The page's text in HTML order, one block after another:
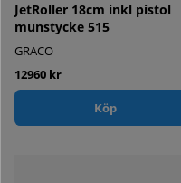
JetRoller 18cm inkl pistol
munstycke 515
GRACO
12960 kr
Köp